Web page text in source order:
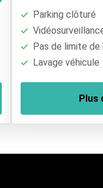
Parking clôturé
Pas de limite de
Lavage véhicule
Plus